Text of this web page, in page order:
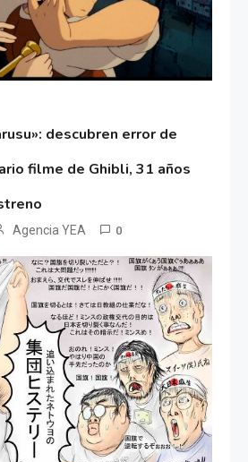
descubren error de
filme de Ghibli, 31 años
Agencia YEA 0